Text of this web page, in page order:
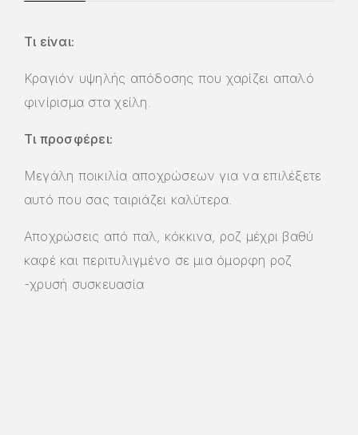
Τι είναι:
Κραγιόν υψηλής απόδοσης που χαρίζει απαλό
φινίρισμα στα χείλη.
Τι προσφέρει:
Μεγάλη ποικιλία αποχρώσεων για να επιλέξετε
αυτό που σας ταιριάζει καλύτερα.
Αποχρώσεις από παλ, κόκκινα, ροζ μέχρι βαθύ
καφέ και περιτυλιγμένο σε μια όμορφη ροζ
-χρυσή συσκευασία